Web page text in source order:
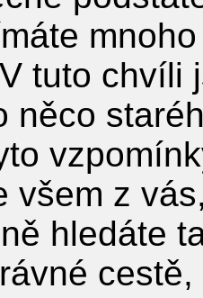
tuto chvíli
něco
všem z
hledáte